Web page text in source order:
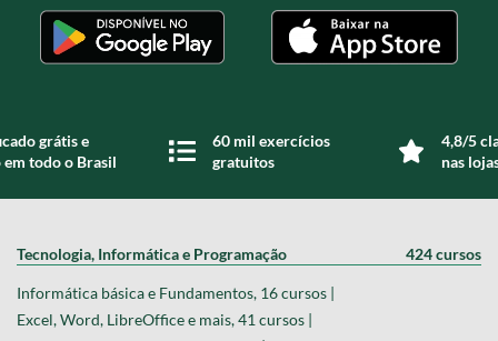
grátis e
todo o Brasil
60 mil exercícios
gratuitos
4,8/5
nas
Tecnologia, Informática e Programação 424 cursos
Informática básica e Fundamentos, 16 cursos |
Excel, Word, LibreOffice e mais, 41 cursos |